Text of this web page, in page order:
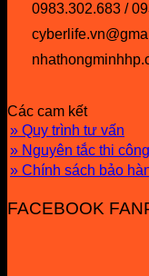
0983.302.683 /
Các cam kết
» Quy trình tư vấn
» Nguyên tắc thi
» Chính sách bảo
FACEBOOK